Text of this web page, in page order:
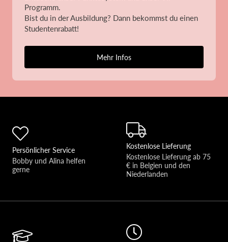
Programm.
Bist du in der Ausbildung? Dann bekommst du einen
Studentenrabatt!
Mehr Infos
Persönlicher Service
Bobby und Alina helfen
gerne
Kostenlose Lieferung
Kostenlose Lieferung ab 75
€ in Belgien und den
Niederlanden